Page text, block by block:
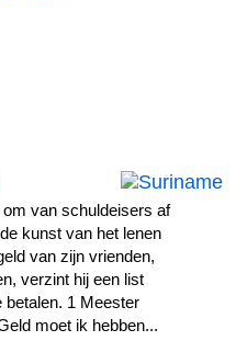
van schuldeisers af
kunst van het lenen
van zijn vrienden,
verzint hij een list
betalen. 1 Meester
moet ik hebben...